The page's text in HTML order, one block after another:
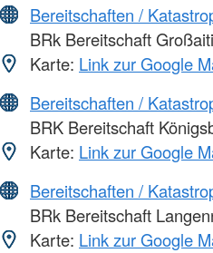
Bereitschaften /
BRk Bereitschaft
Karte: Link zur Google
Bereitschaften /
BRK Bereitschaft
Karte: Link zur Google
Bereitschaften /
BRk Bereitschaft
Karte: Link zur Google